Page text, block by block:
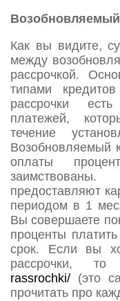
Возобновляемый
Как вы видите,
между
рассрочкой.
типами
рассрочки
платежей,
течение
Возобновляемый
оплаты
предоставляют
периодом в 1
Вы совершаете
проценты
срок. Если вы
рассрочки,
rassrochki/ (это
прочитать про